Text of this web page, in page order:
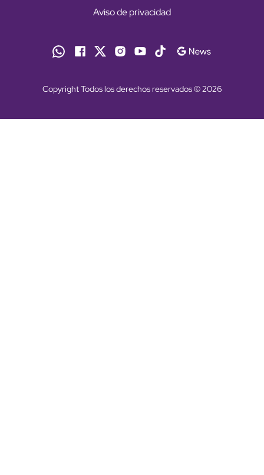
Aviso de privacidad
Copyright Todos los derechos reservados © 2026